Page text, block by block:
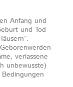
Anfang und
und Tod
verlassene
unbewusste)